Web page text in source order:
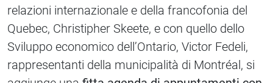
relazioni internazionale e della francofonia del
Quebec, Christipher Skeete, e con quello dello
Sviluppo economico dell’Ontario, Victor Fedeli,
rappresentanti della municipalità di Montréal, si